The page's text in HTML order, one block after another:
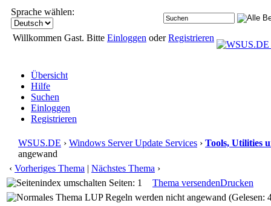
Sprache wählen:
Willkommen Gast. Bitte Einloggen oderRegistrieren
Übersicht
Hilfe
Suchen
Einloggen
Registrieren
WSUS.DE › Windows Server Update Services › Tools, Utilities
angewand
‹ Vorheriges Thema | Nächstes Thema ›
Seiten: 1
Thema versendenDrucken
LUP Regeln werden nicht angewand (Gelesen: